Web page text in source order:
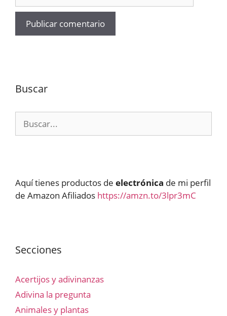
Buscar
Aquí tienes productos de electrónica de mi perfil
de Amazon Afiliados https://amzn.to/3lpr3mC
Secciones
Acertijos y adivinanzas
Adivina la pregunta
Animales y plantas